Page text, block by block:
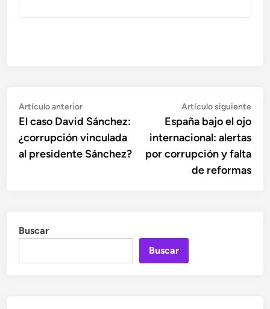
Navegación
de
entradas
Artículo anteriorArtículo
anterior:
El caso David Sánchez:
¿corrupción vinculada
al presidente Sánchez?
Artículo siguiente
España bajo el ojo
internacional: alertas
por corrupción y falta
de reformas
Buscar
Buscar